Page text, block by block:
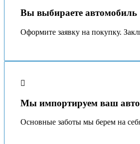
Вы выбираете автомобиль
Оформите заявку на покупку.
Мы импортируем ваш
Основные заботы мы берeм на